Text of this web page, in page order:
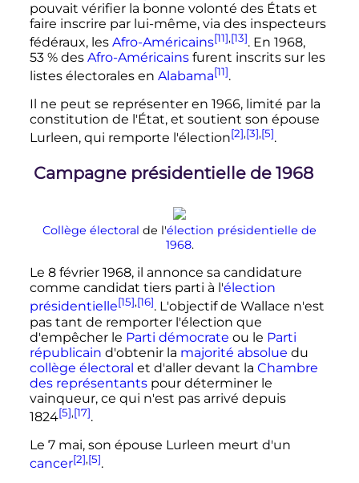
pouvait vérifier la bonne volonté des États et
faire inscrire par lui-même, via des inspecteurs
fédéraux, les Afro-Américains[11],[13]. En 1968,
53 % des Afro-Américainsfurent inscrits sur les
listes électorales en Alabama[11].
Il ne peut se représenter en 1966, limité par la
constitution de l'État, et soutient son épouse
Lurleen, qui remporte l'élection[2],[3],[5].
Campagne présidentielle de 1968
Collège électoral de l'élection présidentielle de
1968.
Le 8 février 1968, il annonce sa candidature
comme candidat tiers parti à l'élection
présidentielle[15],[16]. L'objectif de Wallace n'est
pas tant de remporter l'élection que
d'empêcher le Parti démocrate ou le Parti
républicain d'obtenir la majorité absolue du
collège électoral et d'aller devant la Chambre
des représentantspour déterminer le
vainqueur, ce qui n'est pas arrivé depuis
1824[5],[17].
Le 7 mai, son épouse Lurleen meurt d'un
cancer[2],[5].